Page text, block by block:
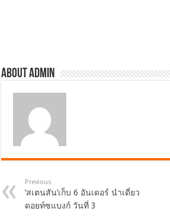
About admin
Previous
‘สเตนสัน’เก็บ 6 อันเดอร์ นำเดี่ยว
ดอยท์ซแบงก์ วันที่ 3